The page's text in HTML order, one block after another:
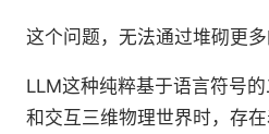
这个问题，无法通过堆砌更多
LLM这种纯粹基于语言符号
和交互三维物理世界时，存